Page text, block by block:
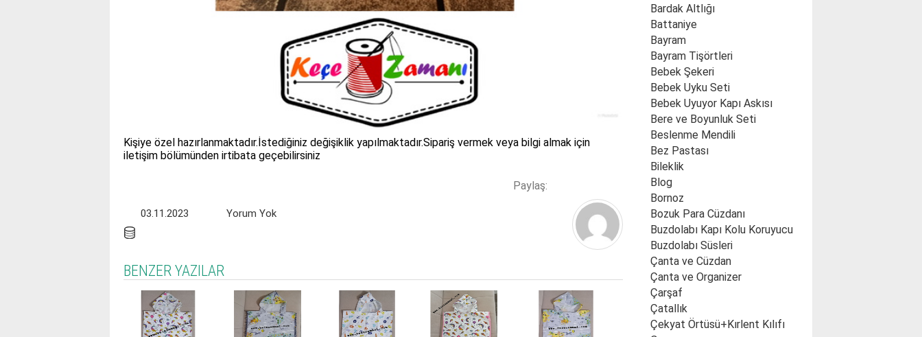
Kişiye özel hazırlanmaktadır.İstediğiniz değişiklik yapılmaktadır.Sipariş vermek veya bilgi almak için
iletişim bölümünden irtibata geçebilirsiniz
Paylaş:
03.11.2023 Yorum Yok
BENZER YAZILAR
Bardak Altlığı
Battaniye
Bayram
Bayram Tişörtleri
Bebek Şekeri
Bebek Uyku Seti
Bebek Uyuyor Kapı Askısı
Bere ve Boyunluk Seti
Beslenme Mendili
Bez Pastası
Bileklik
Blog
Bornoz
Bozuk Para Cüzdanı
Buzdolabı Kapı Kolu Koruyucu
Buzdolabı Süsleri
Çanta ve Cüzdan
Çanta ve Organizer
Çarşaf
Çatallık
Çekyat Örtüsü+Kırlent Kılıfı